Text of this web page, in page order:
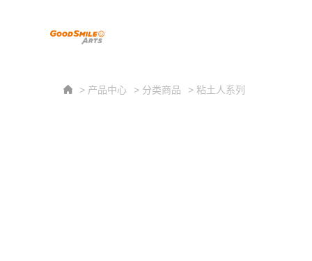
> 产品中心 > 分类商品 > 粘土人系列